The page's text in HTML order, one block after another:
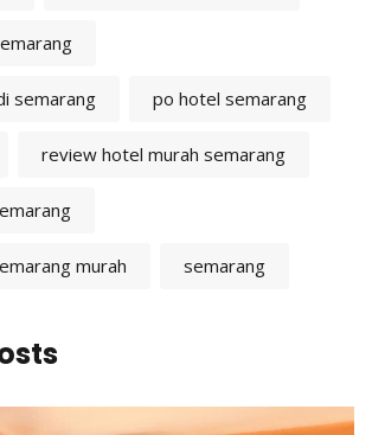
semarang po hotel semarang
review hotel murah semarang
murah semarang